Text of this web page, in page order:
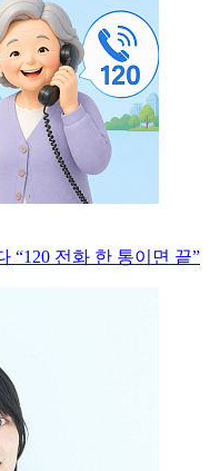
“120 전화 한 통이면 끝”